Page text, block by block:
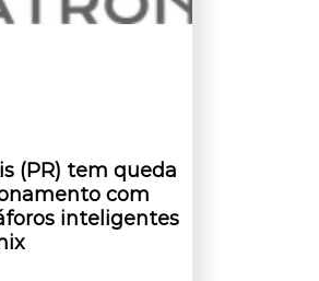
(PR) tem queda
com
inteligentes